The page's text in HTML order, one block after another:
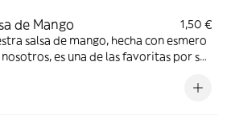
de Mango
1,50 €
salsa de mango, hecha con esmero
es una de las favoritas por su